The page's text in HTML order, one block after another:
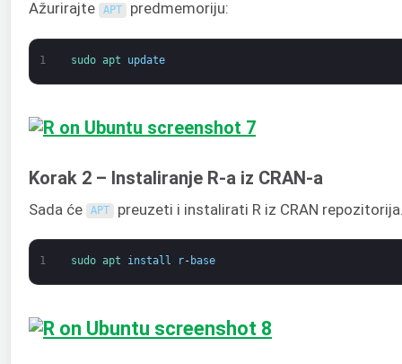
Ažurirajte APT predmemoriju:
1 sudo apt update
Korak 2 – Instaliranje R-a iz CRAN-a
Sada će APT preuzeti i instalirati R iz CRAN
1 sudo apt install r- base